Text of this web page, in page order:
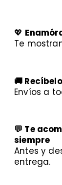
💖
Te
🚚
Envíos a
💬 Te
siempre
Antes y
entrega.